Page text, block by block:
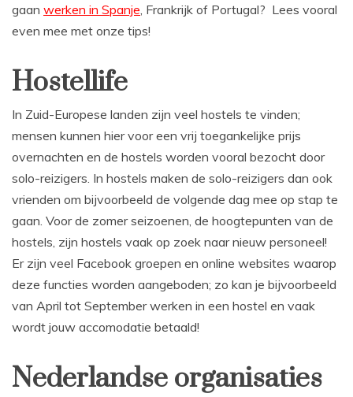
gaan werken in Spanje , Frankrijk of Portugal? Lees vooral
even mee met onze tips!
Hostellife
In Zuid-Europese landen zijn veel hostels te vinden;
mensen kunnen hier voor een vrij toegankelijke prijs
overnachten en de hostels worden vooral bezocht door
solo-reizigers. In hostels maken de solo-reizigers dan ook
vrienden om bijvoorbeeld de volgende dag mee op stap te
gaan. Voor de zomer seizoenen, de hoogtepunten van de
hostels, zijn hostels vaak op zoek naar nieuw personeel!
Er zijn veel Facebook groepen en online websites waarop
deze functies worden aangeboden; zo kan je bijvoorbeeld
van April tot September werken in een hostel en vaak
wordt jouw accomodatie betaald!
Nederlandse organisaties